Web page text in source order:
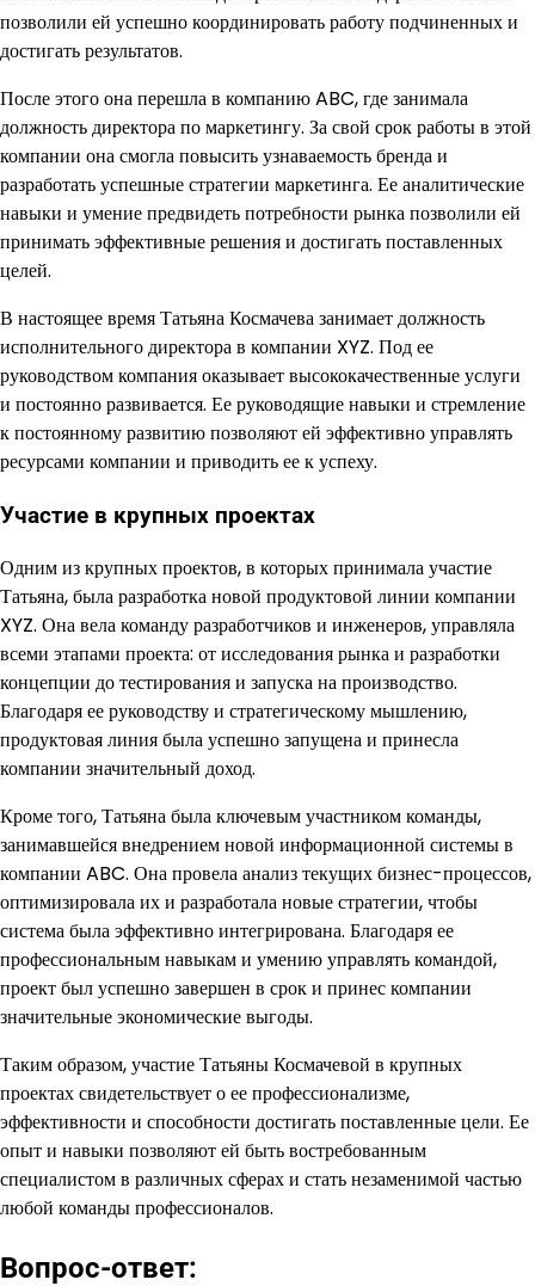
позволили ей успешно координировать работу подчиненных и
достигать результатов.
После этого она перешла в компанию ABC, где занимала
должность директора по маркетингу. За свой срок работы в этой
компании она смогла повысить узнаваемость бренда и
разработать успешные стратегии маркетинга. Ее аналитические
навыки и умение предвидеть потребности рынка позволили ей
принимать эффективные решения и достигать поставленных
целей.
В настоящее время Татьяна Космачева занимает должность
исполнительного директора в компании XYZ. Под ее
руководством компания оказывает высококачественные услуги
и постоянно развивается. Ее руководящие навыки и стремление
к постоянному развитию позволяют ей эффективно управлять
ресурсами компании и приводить ее к успеху.
Участие в крупных проектах
Одним из крупных проектов, в которых принимала участие
Татьяна, была разработка новой продуктовой линии компании
XYZ. Она вела команду разработчиков и инженеров, управляла
всеми этапами проекта: от исследования рынка и разработки
концепции до тестирования и запуска на производство.
Благодаря ее руководству и стратегическому мышлению,
продуктовая линия была успешно запущена и принесла
компании значительный доход.
Кроме того, Татьяна была ключевым участником команды,
занимавшейся внедрением новой информационной системы в
компании ABC. Она провела анализ текущих бизнес-процессов,
оптимизировала их и разработала новые стратегии, чтобы
система была эффективно интегрирована. Благодаря ее
профессиональным навыкам и умению управлять командой,
проект был успешно завершен в срок и принес компании
значительные экономические выгоды.
Таким образом, участие Татьяны Космачевой в крупных
проектах свидетельствует о ее профессионализме,
эффективности и способности достигать поставленные цели. Ее
опыт и навыки позволяют ей быть востребованным
специалистом в различных сферах и стать незаменимой частью
любой команды профессионалов.
Вопрос-ответ: